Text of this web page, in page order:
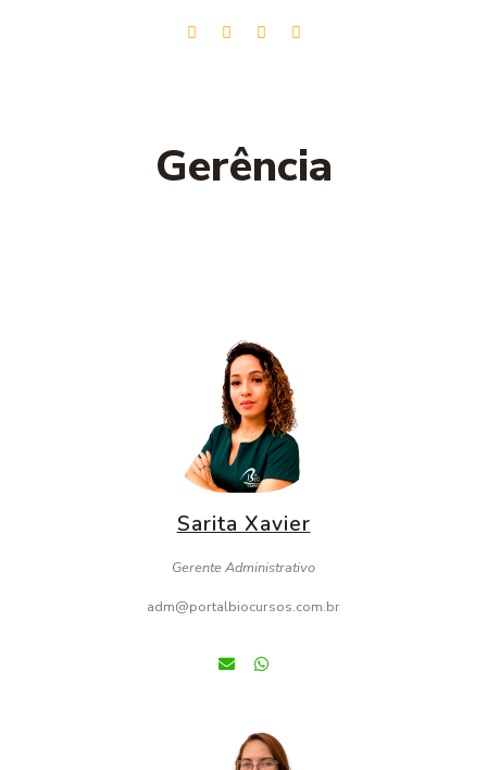
Gerência
Sarita Xavier
Gerente Administrativo
adm@portalbiocursos.com.br